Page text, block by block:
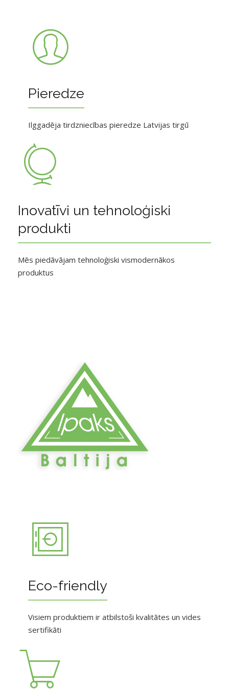
Pieredze
Ilggadēja tirdzniecības pieredze Latvijas tirgū
Inovatīvi un tehnoloģiski
produkti
Mēs piedāvājam tehnoloģiski vismodernākos
produktus
Eco-friendly
Visiem produktiem ir atbilstoši kvalitātes un vides
sertifikāti